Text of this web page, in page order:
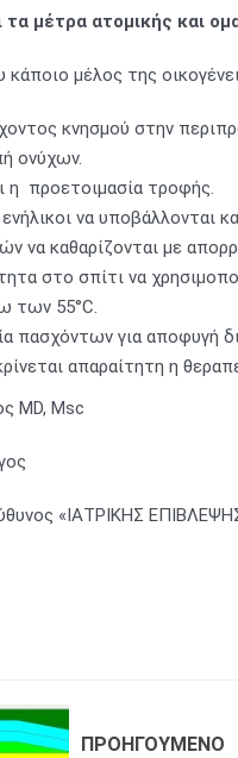
μέτρα ατομικής και
μέλος της
κνησμού στην
ονύχων.
η προετοιμασία τροφής.
ενήλικοι να
να καθαρίζονται με
στο σπίτι να
των 55°C.
πασχόντων για αποφυγή
απαραίτητη η
MD, Msc
«ΙΑΤΡΙΚΗΣ
ΠΡΟΗΓΟΎΜΕΝΟ